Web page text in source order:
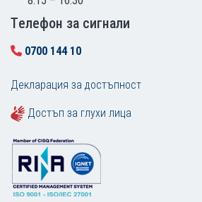
Tелефон за сигнали
0700 144 10
Декларация за достъпност
Достъп за глухи лица